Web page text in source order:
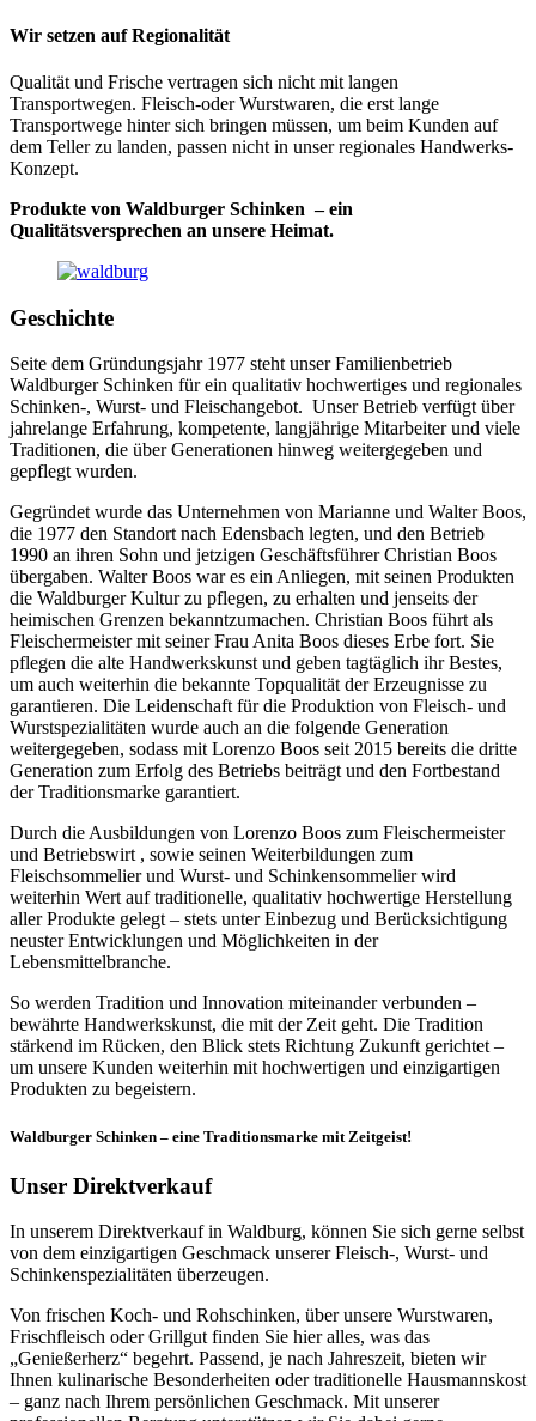
Wir setzen auf Regionalität
Qualität und Frische vertragen sich nicht mit langen
Transportwegen. Fleisch-oder Wurstwaren, die erst lange
Transportwege hinter sich bringen müssen, um beim Kunden auf
dem Teller zu landen, passen nicht in unser regionales Handwerks-
Konzept.
Produkte von Waldburger Schinken – ein
Qualitätsversprechen an unsere Heimat.
Geschichte
Seite dem Gründungsjahr 1977 steht unser Familienbetrieb
Waldburger Schinken für ein qualitativ hochwertiges und regionales
Schinken-, Wurst- und Fleischangebot. Unser Betrieb verfügt über
jahrelange Erfahrung, kompetente, langjährige Mitarbeiter und viele
Traditionen, die über Generationen hinweg weitergegeben und
gepflegt wurden.
Gegründet wurde das Unternehmen von Marianne und Walter Boos,
die 1977 den Standort nach Edensbach legten, und den Betrieb
1990 an ihren Sohn und jetzigen Geschäftsführer Christian Boos
übergaben. Walter Boos war es ein Anliegen, mit seinen Produkten
die Waldburger Kultur zu pflegen, zu erhalten und jenseits der
heimischen Grenzen bekanntzumachen. Christian Boos führt als
Fleischermeister mit seiner Frau Anita Boos dieses Erbe fort. Sie
pflegen die alte Handwerkskunst und geben tagtäglich ihr Bestes,
um auch weiterhin die bekannte Topqualität der Erzeugnisse zu
garantieren. Die Leidenschaft für die Produktion von Fleisch- und
Wurstspezialitäten wurde auch an die folgende Generation
weitergegeben, sodass mit Lorenzo Boos seit 2015 bereits die dritte
Generation zum Erfolg des Betriebs beiträgt und den Fortbestand
der Traditionsmarke garantiert.
Durch die Ausbildungen von Lorenzo Boos zum Fleischermeister
und Betriebswirt , sowie seinen Weiterbildungen zum
Fleischsommelier und Wurst- und Schinkensommelier wird
weiterhin Wert auf traditionelle, qualitativ hochwertige Herstellung
aller Produkte gelegt – stets unter Einbezug und Berücksichtigung
neuster Entwicklungen und Möglichkeiten in der
Lebensmittelbranche.
So werden Tradition und Innovation miteinander verbunden –
bewährte Handwerkskunst, die mit der Zeit geht. Die Tradition
stärkend im Rücken, den Blick stets Richtung Zukunft gerichtet –
um unsere Kunden weiterhin mit hochwertigen und einzigartigen
Produkten zu begeistern.
Waldburger Schinken – eine Traditionsmarke mit Zeitgeist!
Unser Direktverkauf
In unserem Direktverkauf in Waldburg, können Sie sich gerne selbst
von dem einzigartigen Geschmack unserer Fleisch-, Wurst- und
Schinkenspezialitäten überzeugen.
Von frischen Koch- und Rohschinken, über unsere Wurstwaren,
Frischfleisch oder Grillgut finden Sie hier alles, was das
„Genießerherz“ begehrt. Passend, je nach Jahreszeit, bieten wir
Ihnen kulinarische Besonderheiten oder traditionelle Hausmannskost
– ganz nach Ihrem persönlichen Geschmack. Mit unserer